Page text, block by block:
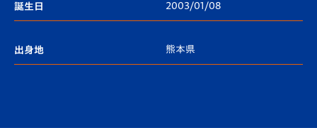
誕生日 2003/01/08
出身地 熊本県